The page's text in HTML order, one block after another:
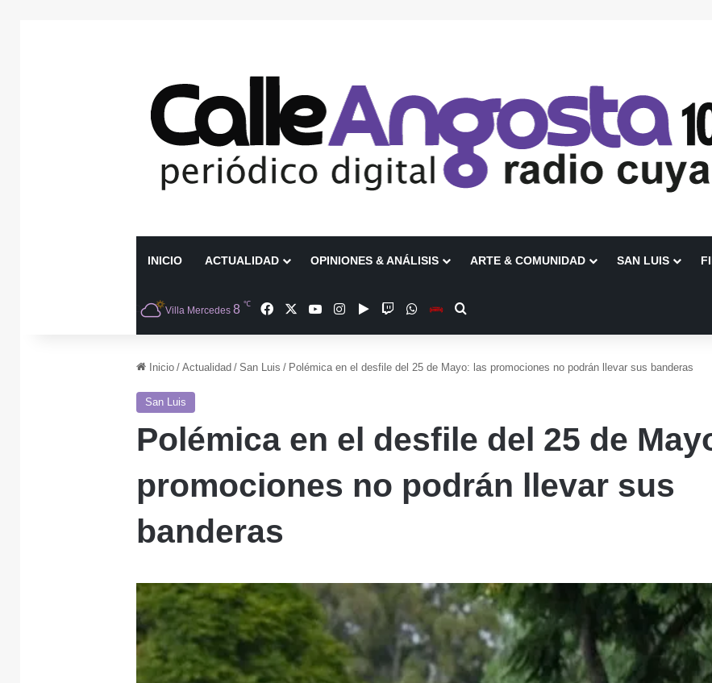
INICIO ACTUALIDAD OPINIONES & ANÁLISIS ARTE & COMUNIDAD SAN LUIS
Villa Mercedes 8 ℃ FacebookYouTubeInstagramGoogle Play
TwitchWhatsAppEscuchanos en Vivo
Inicio / Actualidad / San Luis / Polémica en el desfile del 25 de Mayo: las promociones no podrán llevar sus banderas
San Luis
Polémica en el desfile del 25 de
promociones no podrán llevar sus
banderas